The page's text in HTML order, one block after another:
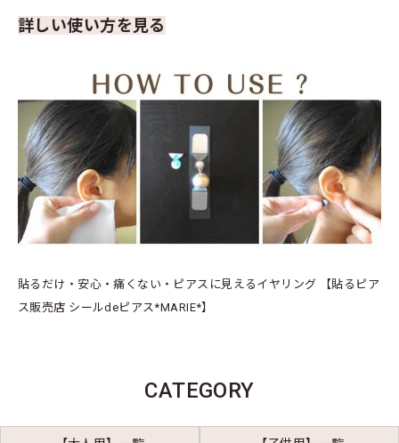
詳しい使い方を見る
貼るだけ・安心・痛くない・ピアスに見えるイヤリング 【貼るピア
ス販売店 シールdeピアス*MARIE*】
CATEGORY